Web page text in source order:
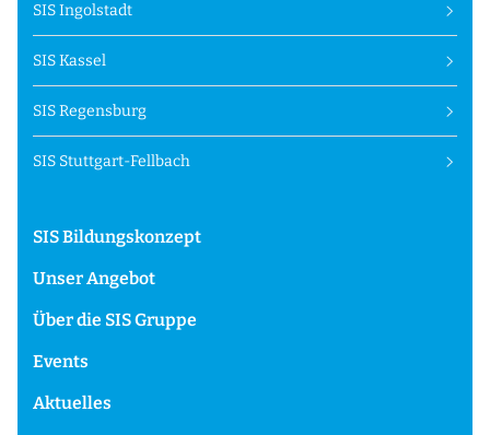
SIS Ingolstadt
SIS Kassel
SIS Regensburg
SIS Stuttgart-Fellbach
SIS Bildungskonzept
Unser Angebot
Über die SIS Gruppe
Events
Aktuelles